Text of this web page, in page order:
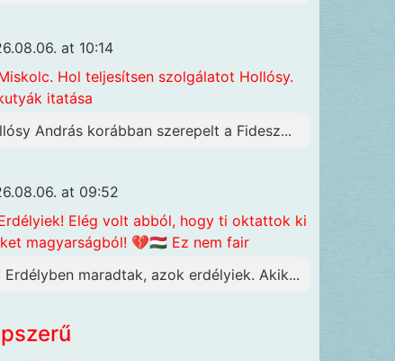
at 10:14
Hol teljesítsen szolgálatot Hollósy.
itatása
András korábban szerepelt a Fidesz...
at 09:52
Elég volt abból, hogy ti oktattok ki
magyarságból! 💔🇭🇺 Ez nem fair
Erdélyben maradtak, azok erdélyiek. Akik...